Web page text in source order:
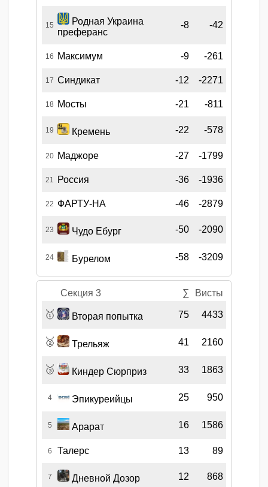
15
Родная Украина
преферанс
-8 -42
16 Максимум -9 -261
17 Синдикат -12 -2271
18 Мосты -21 -811
19 Кремень -22 -578
20 Маджоре -27 -1799
21 Россия -36 -1936
22 ФАРТУ-НА -46 -2879
23 Чудо Ебург -50 -2090
24 Бурелом -58 -3209
Секция 3 ∑ Висты
🥇 Вторая попытка 75 4433
🥈 Трельяж 41 2160
🥉 Киндер Сюрприз 33 1863
4 Эпикуреийцы 25 950
5 Арарат 16 1586
6 Талерс 13 89
7 Дневной Дозор 12 868